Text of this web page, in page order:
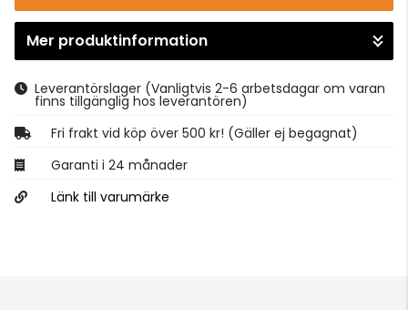
Gå till kassan
Mer produktinformation
Leverantörslager (Vanligtvis 2-6 arbetsdagar om varan
finns tillgänglig hos leverantören)
Fri frakt vid köp över 500 kr! (Gäller ej begagnat)
Garanti i 24 månader
Länk till varumärke